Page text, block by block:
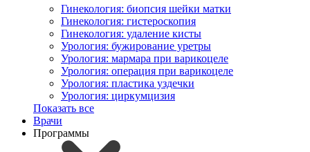
Гинекология: биопсия шейки матки
Гинекология: гистероскопия
Гинекология: удаление кисты
Урология: бужирование уретры
Урология: мармара при варикоцеле
Урология: операция при варикоцеле
Урология: пластика уздечки
Урология: циркумцизия
Показать все
Врачи
Программы